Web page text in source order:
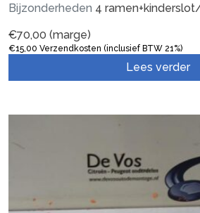
Bijzonderheden 4
€70,00 (marge)
€15,00 Verzendkosten (inclusief BTW 21%)
Lees verder